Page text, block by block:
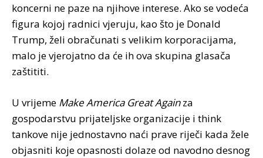
koncerni ne paze na njihove interese. Ako se vodeća
figura kojoj radnici vjeruju, kao što je Donald
Trump, želi obračunati s velikim korporacijama,
malo je vjerojatno da će ih ova skupina glasača
zaštititi.
U vrijeme Make America Great Againza
gospodarstvu prijateljske organizacije i think
tankove nije jednostavno naći prave riječi kada žele
objasniti koje opasnosti dolaze od navodno desnog